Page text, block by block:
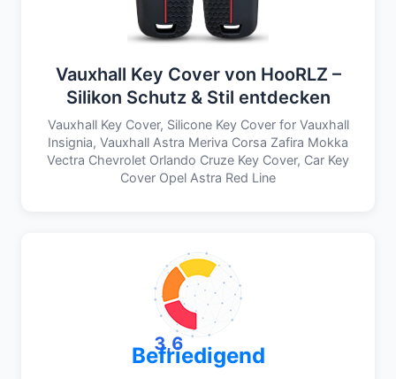
Vauxhall Key Cover von HooRLZ –
Silikon Schutz & Stil entdecken
Vauxhall Key Cover, Silicone Key Cover for Vauxhall
Insignia, Vauxhall Astra Meriva Corsa Zafira Mokka
Vectra Chevrolet Orlando Cruze Key Cover, Car Key
Cover Opel Astra Red Line
3,6
Befriedigend